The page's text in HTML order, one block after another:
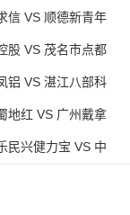
信 VS 顺德新青年
股 VS 茂名市点都
铝 VS 湛江八部科
地红 VS 广州戴拿
民兴健力宝 VS 中